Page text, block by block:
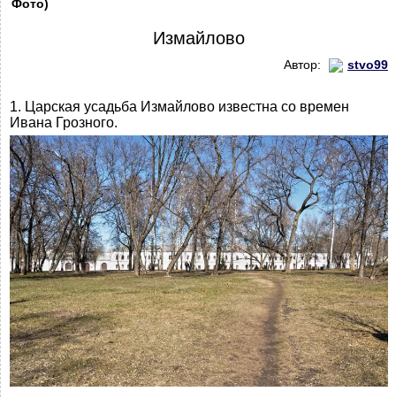
Фото)
Измайлово
Автор: stvo99
1. Царская усадьба Измайлово известна со времен
Ивана Грозного.